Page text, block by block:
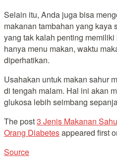
Selain itu, Anda juga bisa
makanan tambahan yang kaya
yang tak kalah penting
hanya menu makan, waktu
diperhatikan.
Usahakan untuk makan sahur
di tengah malam. Hal ini akan
glukosa lebih seimbang
The post3 Jenis Makanan
Orang Diabetesappeared first
Source